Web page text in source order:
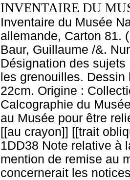
INVENTAIRE DU
Inventaire du Musée
allemande, Carton 81.
Baur, Guillaume /&.
Désignation des
les grenouilles.
22cm. Origine :
Calcographie du
au Musée pour être
[[au crayon]] [[trait
1DD38 Note relative à
mention de remise au
concernerait les